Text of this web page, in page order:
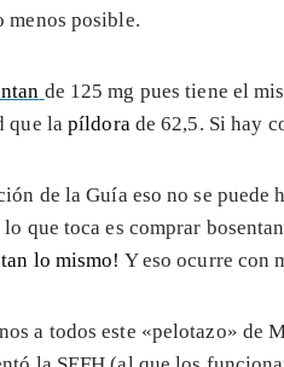
menos posible.
de 125 mg pues tiene el
que lapíldorade 62,5. Si hay
de la Guía eso no se
que toca es comprar
lo mismo! Y eso ocurre con
a todos este «pelotazo»